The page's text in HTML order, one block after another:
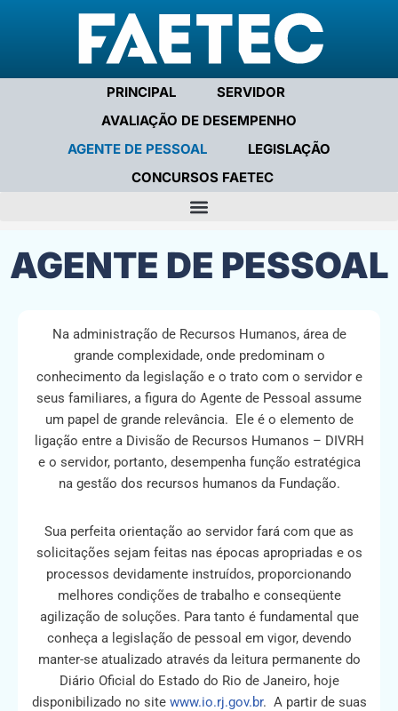
PRINCIPAL
SERVIDOR
AVALIAÇÃO DE DESEMPENHO
AGENTE DE PESSOAL
LEGISLAÇÃO
CONCURSOS FAETEC
AGENTE DE PESSOAL
Na administração de Recursos Humanos, área de
grande complexidade, onde predominam o
conhecimento da legislação e o trato com o servidor e
seus familiares, a figura do Agente de Pessoal assume
um papel de grande relevância. Ele é o elemento de
ligação entre a Divisão de Recursos Humanos – DIVRH
e o servidor, portanto, desempenha função estratégica
na gestão dos recursos humanos da Fundação.
Sua perfeita orientação ao servidor fará com que as
solicitações sejam feitas nas épocas apropriadas e os
processos devidamente instruídos, proporcionando
melhores condições de trabalho e conseqüente
agilização de soluções. Para tanto é fundamental que
conheça a legislação de pessoal em vigor, devendo
manter-se atualizado através da leitura permanente do
Diário Oficial do Estado do Rio de Janeiro, hoje
disponibilizado no site www.io.rj.gov.br. A partir de suas